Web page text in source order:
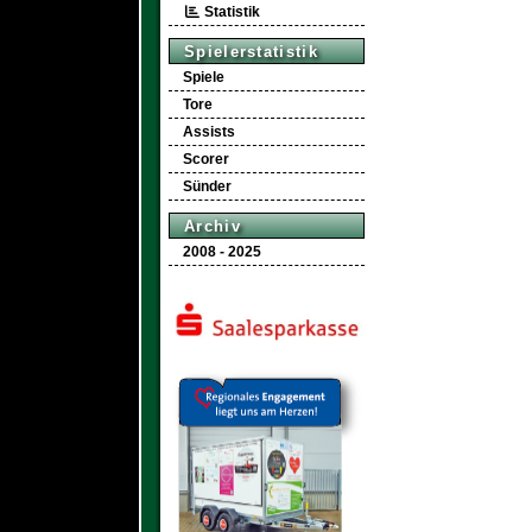
Statistik
Spielerstatistik
Spiele
Tore
Assists
Scorer
Sünder
Archiv
2008 - 2025